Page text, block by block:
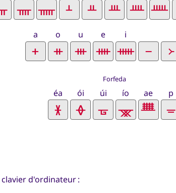
a o u e i
Forfeda
éa ói úi ío ae p
d'ordinateur :